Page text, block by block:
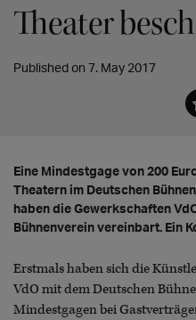
Theater
Published on 7. May 2017
Eine Mindestgage von 200
Theatern im Deutschen
haben die Gewerkschaften
Bühnenverein vereinbart. Ein
Erstmals haben sich die
VdO mit dem Deutschen
Mindestgagen bei